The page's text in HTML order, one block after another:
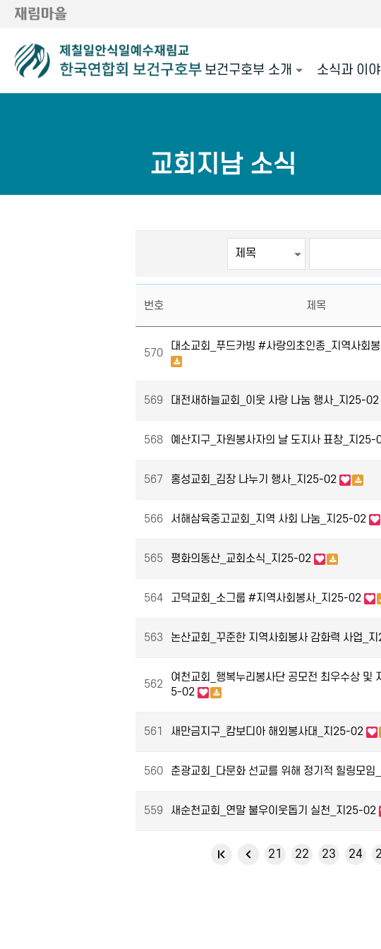
보건구호부 소개 소식과 이야
교회지남 소식
번호 제목
570
대소교회_푸드카빙 #사랑의초인종_지역사회
569 대전새하늘교회_이웃 사랑 나눔 행사_지25-02
568 예산지구_자원봉사자의 날 도지사 표창_지25-
567 홍성교회_김장 나누기 행사_지25-02
566 서해삼육중고교회_지역 사회 나눔_지25-02
565 평화의동산_교회소식_지25-02
564 고덕교회_소그룹 #지역사회봉사_지25-02
563 논산교회_꾸준한 지역사회봉사 감화력 사업_
562
여천교회_행복누리봉사단 공모전 최우수상 및
5-02
561 새만금지구_캄보디아 해외봉사대_지25-02
560 춘광교회_다문화 선교를 위해 정기적 힐링모
559 새순천교회_연말 불우이웃돕기 실천_지25-02
21 22 23 24
맨끝